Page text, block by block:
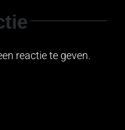
reactie te geven.